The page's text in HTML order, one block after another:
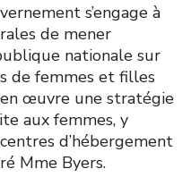
s’engage à
de mener
nationale sur
de femmes et filles
œuvre une stratégie
aux femmes, y
d’hébergement
Mme Byers.